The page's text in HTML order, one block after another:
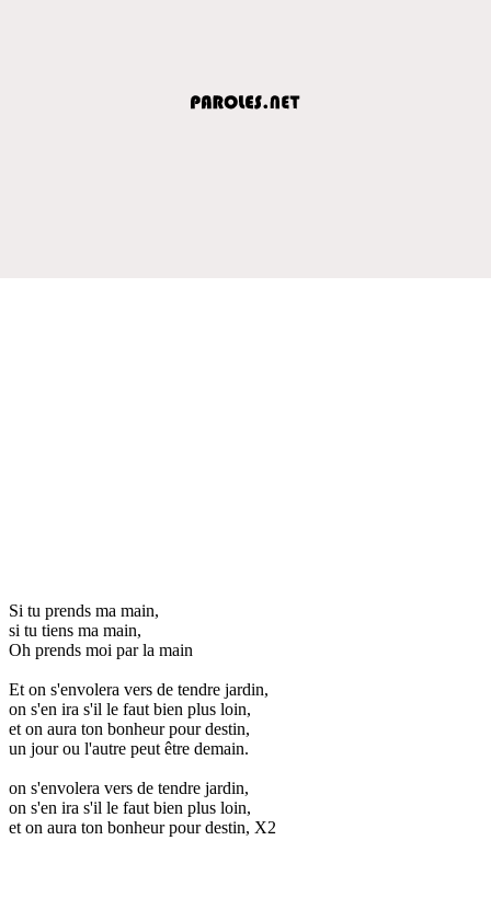
Si tu prends ma main,
si tu tiens ma main,
Oh prends moi par la main
Et on s'envolera vers de tendre jardin,
on s'en ira s'il le faut bien plus loin,
et on aura ton bonheur pour destin,
un jour ou l'autre peut être demain.
on s'envolera vers de tendre jardin,
on s'en ira s'il le faut bien plus loin,
et on aura ton bonheur pour destin, X2